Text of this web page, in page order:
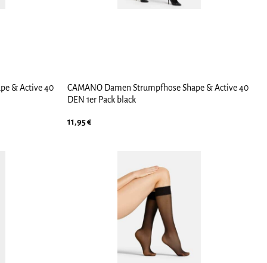
& Active 40
CAMANO Damen Strumpfhose Shape & Active 40
DEN 1er Pack black
11,95€